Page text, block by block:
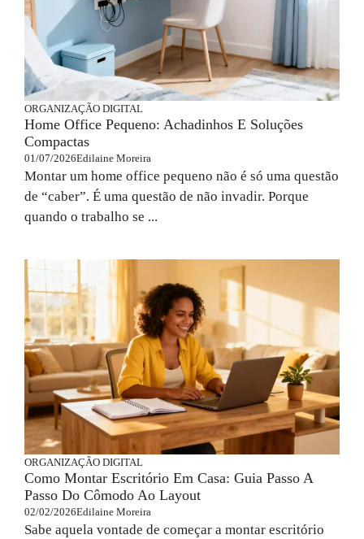
ORGANIZAÇÃO DIGITAL
Home Office Pequeno: Achadinhos E Soluções
Compactas
01/07/2026Edilaine Moreira
Montar um home office pequeno não é só uma questão
de “caber”. É uma questão de não invadir. Porque
quando o trabalho se ...
ORGANIZAÇÃO DIGITAL
Como Montar Escritório Em Casa: Guia Passo A
Passo Do Cômodo Ao Layout
02/02/2026Edilaine Moreira
Sabe aquela vontade de começar a montar escritório